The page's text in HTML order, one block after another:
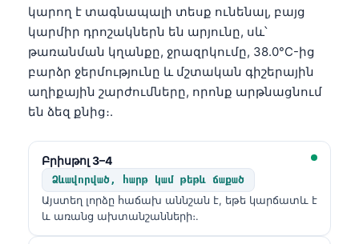
կարող է տագնապալի տեսք ունենալ, բայց
կարմիր դրոշակներն են արյունը, սև՝
թառանման կղանքը, ջրազրկումը, 38.0°C-ից
բարձր ջերմությունը և մշտական գիշերային
աղիքային շարժումները, որոնք արթնացնում
են ձեզ քնից։.
Բրիսթոլ 3–4
Ձևավորված, հարթ կամ թեթև ճաքած
Այստեղ լորձը հաճախ աննշան է, եթե կարճատև է
և առանց ախտանշանների։.